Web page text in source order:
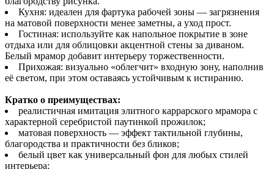
Кухня: идеален для фартука рабочей зоны — загрязнения
на матовой поверхности менее заметны, а уход прост.
Гостиная: используйте как напольное покрытие в зоне
отдыха или для облицовки акцентной стены за диваном.
Белый мрамор добавит интерьеру торжественности.
Прихожая: визуально «облегчит» входную зону, наполнив
её светом, при этом оставаясь устойчивым к истиранию.
Кратко о преимуществах:
реалистичная имитация элитного каррарского мрамора с
характерной серебристой паутинкой прожилок;
матовая поверхность — эффект тактильной глубины,
благородства и практичности без бликов;
белый цвет как универсальный фон для любых стилей
интерьера;